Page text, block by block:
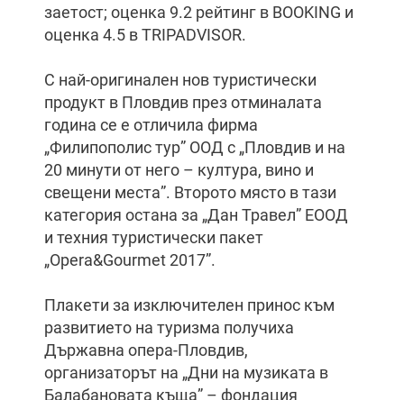
заетост; оценка 9.2 рейтинг в BOOKING и
оценка 4.5 в TRIPADVISOR.
С най-оригинален нов туристически
продукт в Пловдив през отминалата
година се е отличила фирма
„Филипополис тур” ООД с „Пловдив и на
20 минути от него – култура, вино и
свещени места”. Второто място в тази
категория остана за „Дан Травел” ЕООД
и техния туристически пакет
„Opera&Gourmet 2017”.
Плакети за изключителен принос към
развитието на туризма получиха
Държавна опера-Пловдив,
организаторът на „Дни на музиката в
Балабановата къща” – фондация